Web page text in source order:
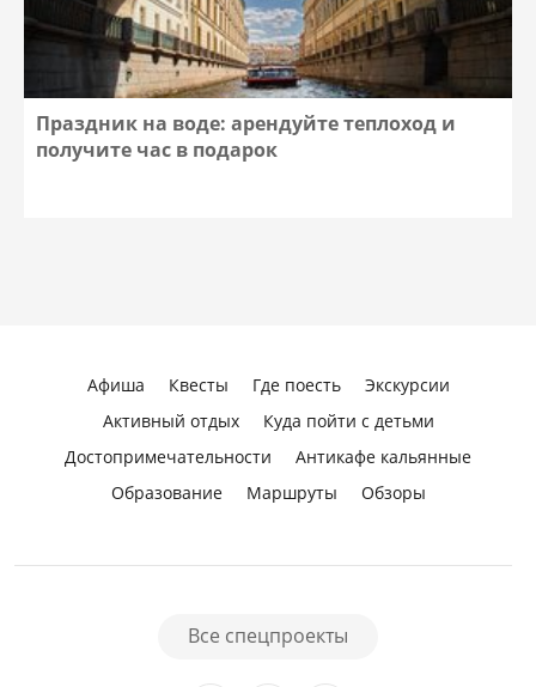
Праздник на воде: арендуйте теплоход и
получите час в подарок
Афиша Квесты Где поесть
Экскурсии
Активный отдых
Куда пойти с детьми
Достопримечательности
Антикафе кальянные
Образование
Маршруты Обзоры
Все спецпроекты